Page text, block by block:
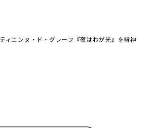
ティエンヌ・ド・グレーフ『夜はわが光』を精神